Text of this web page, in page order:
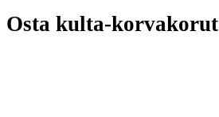
Osta kulta-korvakorut